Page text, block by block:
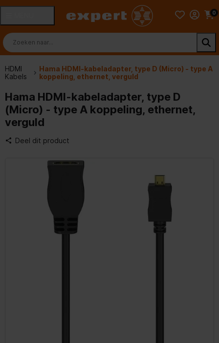
0
HDMI
Kabels
Hama HDMI-kabeladapter, type D (Micro) - type A
koppeling, ethernet, verguld
Hama HDMI-kabeladapter, type D
(Micro) - type A koppeling, ethernet,
verguld
Deel dit product